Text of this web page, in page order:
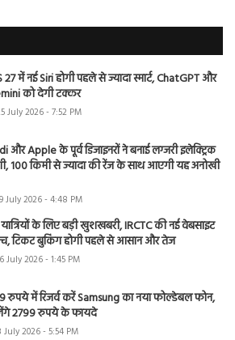
27 में नई Siri होगी पहले से ज्यादा स्मार्ट, ChatGPT और
को देगी टक्कर
July 2026 - 7:52 PM
और Apple के पूर्व डिजाइनरों ने बनाई लग्जरी इलेक्ट्रिक
100 किमी से ज्यादा की रेंज के साथ आएगी यह अनोखी
July 2026 - 4:48 PM
के लिए बड़ी खुशखबरी, IRCTC की नई वेबसाइट
टिकट बुकिंग होगी पहले से आसान और तेज
July 2026 - 1:45 PM
रुपये में रिजर्व करें Samsung का नया फोल्डेबल फोन,
2799 रुपये के फायदे
July 2026 - 5:54 PM